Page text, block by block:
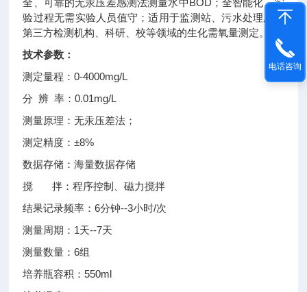
全、可靠的无汞压差感测法测量水中BOD；全智能化，实
验过程无需实验人员值守；适用于监测站、污水处理厂、
第三方检测机构、科研、校等领域的生化需氧量测定。
技术参数：
测定量程：0-4000mg/L
分 辨 率：0.01mg/L
测量原理：无汞压差法；
测定精度：±8%
数据存储：海量数据存储
搅 拌：程序控制、磁力搅拌
结果记录频率：6分钟--3小时/次
测量周期：1天--7天
测量数量：6组
培养瓶容积：550ml
电话咨询